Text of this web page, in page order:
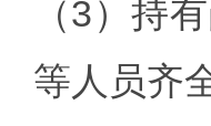
（3）持
等人员齐